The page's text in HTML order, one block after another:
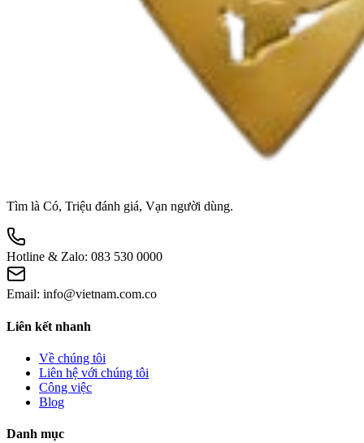
Tìm là Có, Triệu đánh giá, Vạn người dùng.
Hotline & Zalo: 083 530 0000
Email: info@vietnam.com.co
Liên kết nhanh
Về chúng tôi
Liên hệ với chúng tôi
Công việc
Blog
Danh mục